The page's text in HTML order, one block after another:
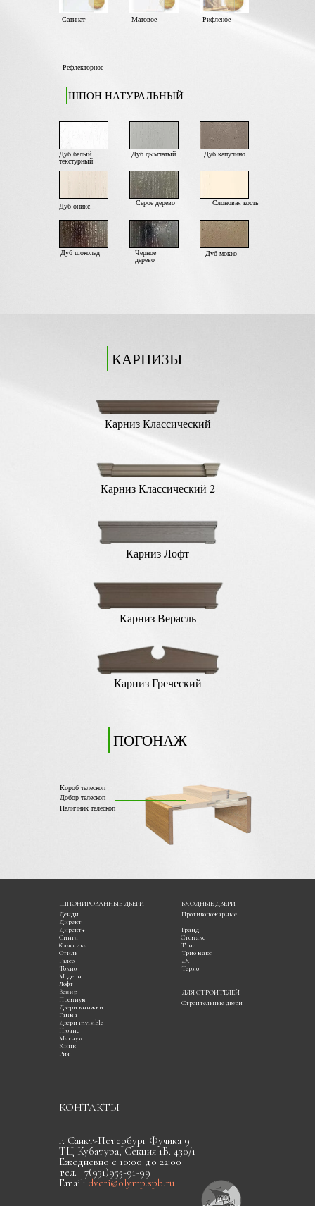
Рифленое
Рефлекторное
Матовое
Сатинат
Дуб оникс
Дуб капучино
Дуб дымчатый
Дуб белый
текстурный
Черное
дерево
Дуб шоколад
Слоновая кость
Серое дерево
Дуб мокко
ШПОН НАТУРАЛЬНЫЙ
ПОГОНАЖ
КАРНИЗЫ
Карниз Греческий
Карниз Верасль
Карниз Лофт
Наличник телескоп
Добор телескоп
Короб телескоп
Карниз Классический 2
Карниз Классический
Денди
ШПОНИРОВАННЫЕ ДВЕРИ ВХОДНЫЕ ДВЕРИ
ДЛЯ СТРОИТЕЛЕЙ
КОНТАКТЫ
Противопожарные
Гранд
Строительные двери
Двери invisible
Трио
Стомакс
4Х
Термо
Трио макс
Нюанс
Магнум
Кинк
Рич
Директ
Директ+
Классика
Сингл
Стиль
Венир
Лофт
Гамма
Галео
Модерн
Токио
Премиум
Двери книжки
г. Санкт-Петербург Фучика 9
ТЦ Кубатура, Секция 1В. 430/1
Ежедневно с 10:00 до 22:00
тел. +7(931)955-91-99
Email:dveri@olymp.spb.ru